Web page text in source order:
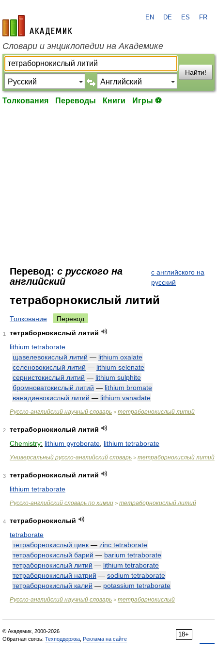
academic.ru
EN DE ES FR
Словари и энциклопедии на Академике
Найти!
Толкования Переводы Книги Игры ⚽
Перевод: с русского на
английский
с английского на
русский
тетраборнокислый литий
Толкование Перевод
1
тетраборнокислый литий
lithium tetraborate
щавелевокислый литий — lithium oxalate
селеновокислый литий — lithium selenate
сернистокислый литий — lithium sulphite
бромноватокислый литий — lithium bromate
ванадиевокислый литий — lithium vanadate
Русско-английский научный словарь > тетраборнокислый литий
2
тетраборнокислый литий
Chemistry: lithium pyroborate lithium tetraborate
Универсальный русско-английский словарь > тетраборнокислый литий
3
тетраборнокислый литий
lithium tetraborate
Русско-английский словарь по химии > тетраборнокислый литий
4
тетраборнокислый
tetraborate
тетраборнокислый цинк — zinc tetraborate
тетраборнокислый барий — barium tetraborate
тетраборнокислый литий — lithium tetraborate
тетраборнокислый натрий — sodium tetraborate
тетраборнокислый калий — potassium tetraborate
Русско-английский научный словарь > тетраборнокислый
18+
© Академик, 2000-2026
Обратная связь: Техподдержка Реклама на сайте